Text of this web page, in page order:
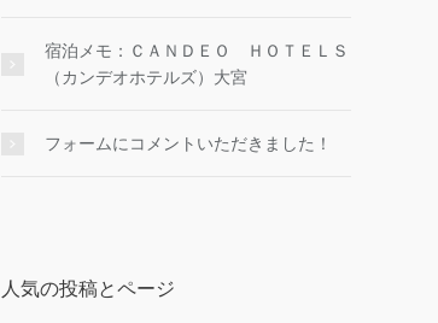
宿泊メモ：ＣＡＮＤＥＯ ＨＯＴＥＬＳ
（カンデオホテルズ）大宮
フォームにコメントいただきました！
人気の投稿とページ